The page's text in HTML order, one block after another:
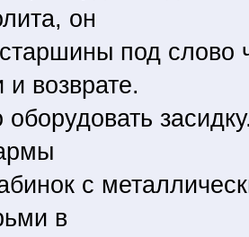
он
под слово
и возврате.
оборудовать
с
в